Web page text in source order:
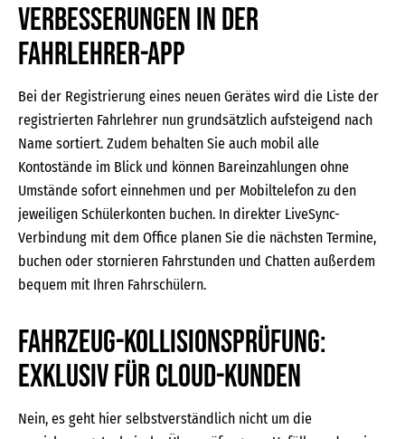
Verbesserungen in der
Fahrlehrer-APP
Bei der Registrierung eines neuen Gerätes wird die Liste der
registrierten Fahrlehrer nun grundsätzlich aufsteigend nach
Name sortiert. Zudem behalten Sie auch mobil alle
Kontostände im Blick und können Bareinzahlungen ohne
Umstände sofort einnehmen und per Mobiltelefon zu den
jeweiligen Schülerkonten buchen. In direkter LiveSync-
Verbindung mit dem Office planen Sie die nächsten Termine,
buchen oder stornieren Fahrstunden und Chatten außerdem
bequem mit Ihren Fahrschülern.
Fahrzeug-Kollisionsprüfung:
Exklusiv für Cloud-Kunden
Nein, es geht hier selbstverständlich nicht um die